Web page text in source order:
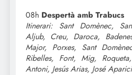
08h Despertà amb Trabucs
Itinerari: Sant Domènec,
Aljub, Creu, Daroca,
Major, Porxes, Sant
Ribelles, Font, Mig,
Antoni, Jesús Arias, José